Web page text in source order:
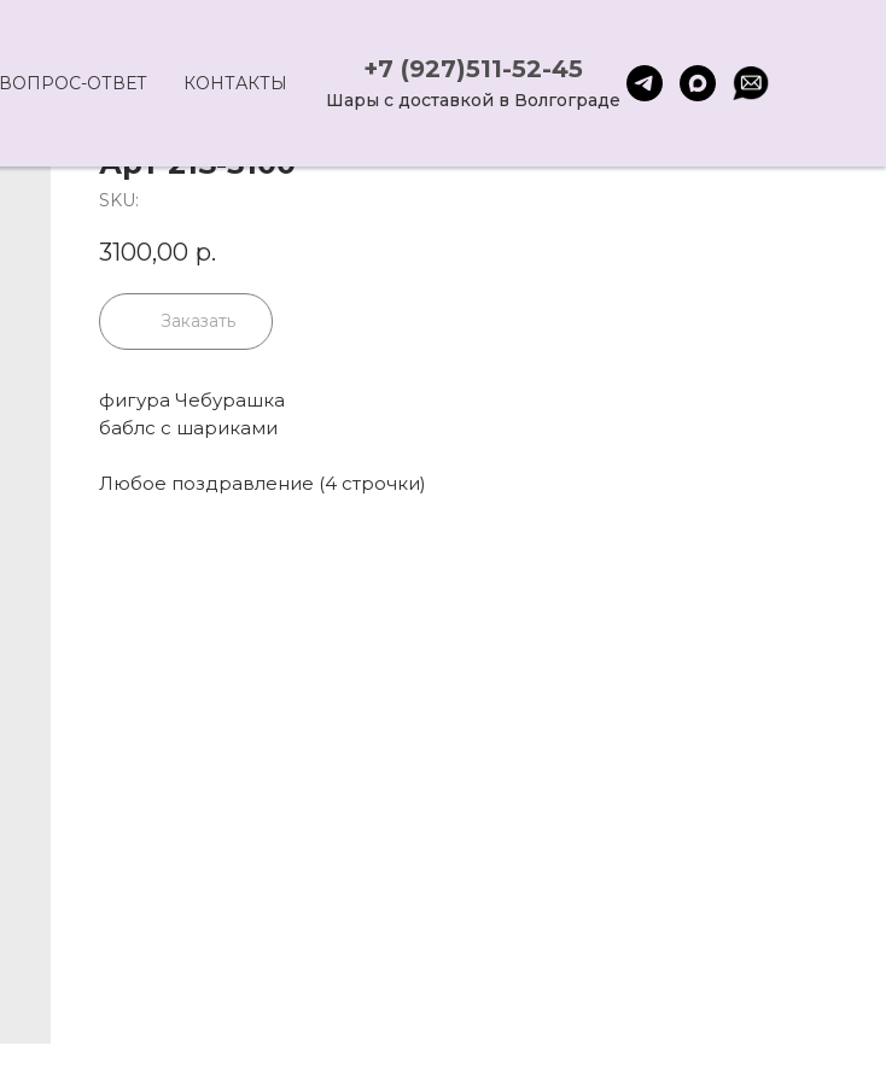
ВОПРОС-ОТВЕТ КОНТАКТЫ +7 (927)511-52-45
Шары с доставкой в Волгограде
Арт 21S-3100
SKU:
3100,00 р.
Заказать
фигура Чебурашка
баблс с шариками
Любое поздравление (4 строчки)